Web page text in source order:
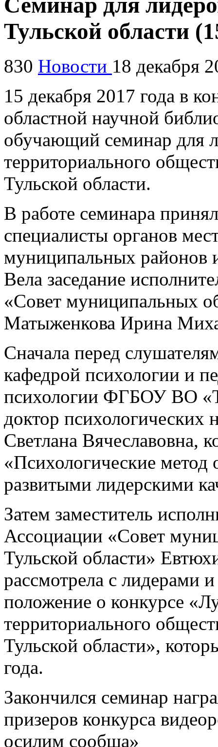
Семинар для
Тульской области
830 Новости 18 декабря
15 декабря 2017 года в
областной научной
обучающий семинар для
территориального
Тульской области.
В работе семинара
специалисты органов
муниципальных районов
Вела заседание
«Совет муниципальных
Матыженкова Ирина
Сначала перед
кафедрой психологии и
психологии ФГБОУ ВО
доктор психологических
Светлана Вячеславовна,
«Психологические метод
развитыми лидерскими
Затем заместитель
Ассоциации «Совет
Тульской области»
рассмотрела с лидерами
положение о конкурсе
территориального
Тульской области»,
года.
Закончился семинар
призеров конкурса
осилим сообща»